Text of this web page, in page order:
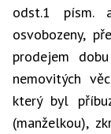
odst.1 písm.
osvobozeny,
prodejem
nemovitých
který byl
(manželkou),